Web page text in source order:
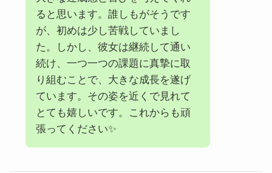
ると思います。誰しもがそうです
が、初めは少し苦戦していまし
た。しかし、彼女は継続して通い
続け、一つ一つの課題に真摯に取
り組むことで、大きな成長を遂げ
ています。その姿を近くで見れて
とても嬉しいです。これからも頑
張ってください✨